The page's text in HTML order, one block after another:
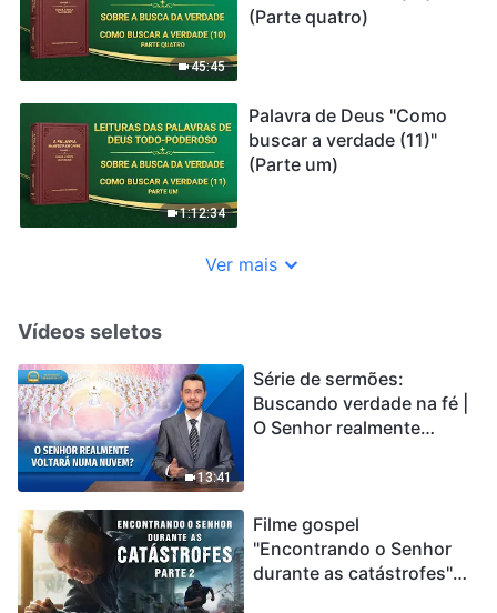
45:45
(Parte quatro)
1:12:34
Palavra de Deus "Como
buscar a verdade (11)"
(Parte um)
Ver mais
Vídeos seletos
13:41
Série de sermões:
Buscando verdade na fé |
O Senhor realmente
Filme gospel
"Encontrando o Senhor
durante as catástrofes"